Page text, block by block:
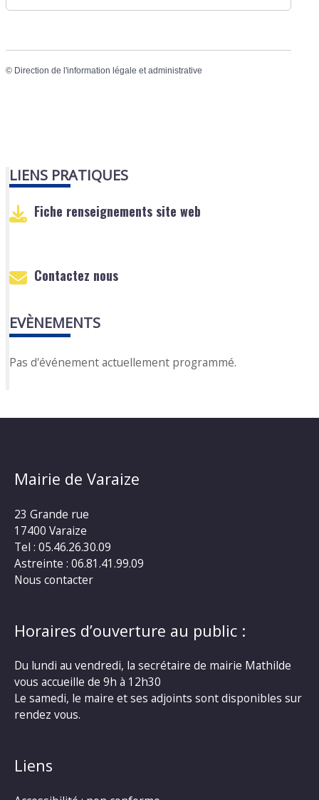
© Direction de l'information légale et administrative
LIENS PRATIQUES
Fiche renseignements site web
Contactez nous
EVÈNEMENTS
Pas d'événement actuellement programmé.
Mairie de Varaize
23 Grande rue
17400 Varaize
Tel : 05.46.26.30.09
Astreinte : 06.81.41.99.09
Nous contacter
Horaires d’ouverture au public :
Du lundi au vendredi, la secrétaire de mairie Mathilde
vous accueille de 9h à 12h30
Le samedi, le maire et ses adjoints sont disponibles sur
rendez vous.
Liens